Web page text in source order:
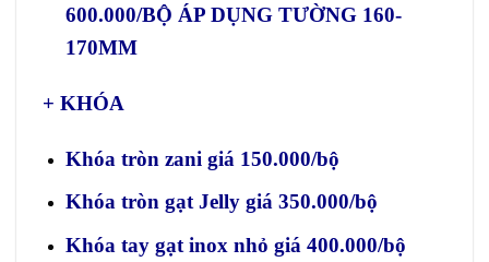
600.000/BỘ ÁP DỤNG TƯỜNG 160-
170MM
+ KHÓA
Khóa tròn zani giá 150.000/bộ
Khóa tròn gạt Jelly giá 350.000/bộ
Khóa tay gạt inox nhỏ giá 400.000/bộ